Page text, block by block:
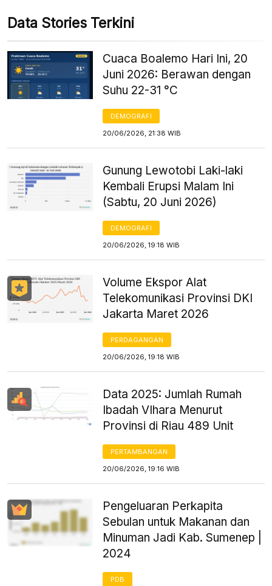
Data Stories Terkini
Cuaca Boalemo Hari Ini, 20
Juni 2026: Berawan dengan
Suhu 22-31 °C
DEMOGRAFI
20/06/2026, 21:38 WIB
Gunung Lewotobi Laki-laki
Kembali Erupsi Malam Ini
(Sabtu, 20 Juni 2026)
DEMOGRAFI
20/06/2026, 19:18 WIB
Volume Ekspor Alat
Telekomunikasi Provinsi DKI
Jakarta Maret 2026
PERDAGANGAN
20/06/2026, 19:18 WIB
Data 2025: Jumlah Rumah
Ibadah VIhara Menurut
Provinsi di Riau 489 Unit
PERTAMBANGAN
20/06/2026, 19:16 WIB
Pengeluaran Perkapita
Sebulan untuk Makanan dan
Minuman Jadi Kab. Sumenep |
2024
PDB